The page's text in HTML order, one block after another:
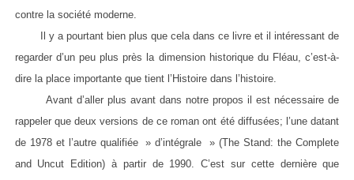
contre la société moderne.
Il y a pourtant bien plus que cela dans ce livre et il intéressant de
regarder d’un peu plus près la dimension historique du Fléau, c’est-à-
dire la place importante que tient l’Histoire dans l’histoire.
Avant d’aller plus avant dans notre propos il est nécessaire de
rappeler que deux versions de ce roman ont été diffusées; l’une datant
de 1978 et l’autre qualifiée » d’intégrale » (The Stand: the Complete
and Uncut Edition) à partir de 1990. C’est sur cette dernière que